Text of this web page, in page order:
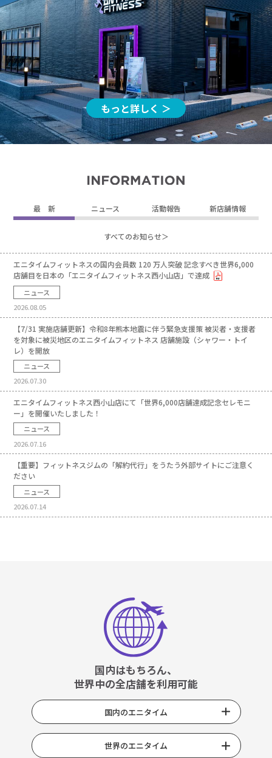
もっと詳しく ＞
最 新 ニュース 活動報告 新店舗情報
すべてのお知らせ＞
2026.08.05
ニュース
エニタイムフィットネスの国内会員数 120 万人突破 記念すべき世界6,000
店舗目を日本の「エニタイムフィットネス西小山店」で達成
2026.07.30
ニュース
【7/31 実施店舗更新】令和8年熊本地震に伴う緊急支援策 被災者・支援者
を対象に被災地区のエニタイムフィットネス 店舗施設（シャワー・トイ
レ）を開放
2026.07.16
ニュース
エニタイムフィットネス西小山店にて「世界6,000店舗達成記念セレモニ
ー」を開催いたしました！
2026.07.14
ニュース
【重要】フィットネスジムの「解約代行」をうたう外部サイトにご注意く
ださい
国内はもちろん、
世界中の全店舗を利用可能
国内のエニタイム
世界のエニタイム